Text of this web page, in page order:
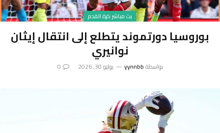
بث مباشر كرة القدم
بوروسيا دورتموند يتطلع إلى انتقال إيثان
نوانيري
بواسطةyynnbb يوليو 30, 2026 0